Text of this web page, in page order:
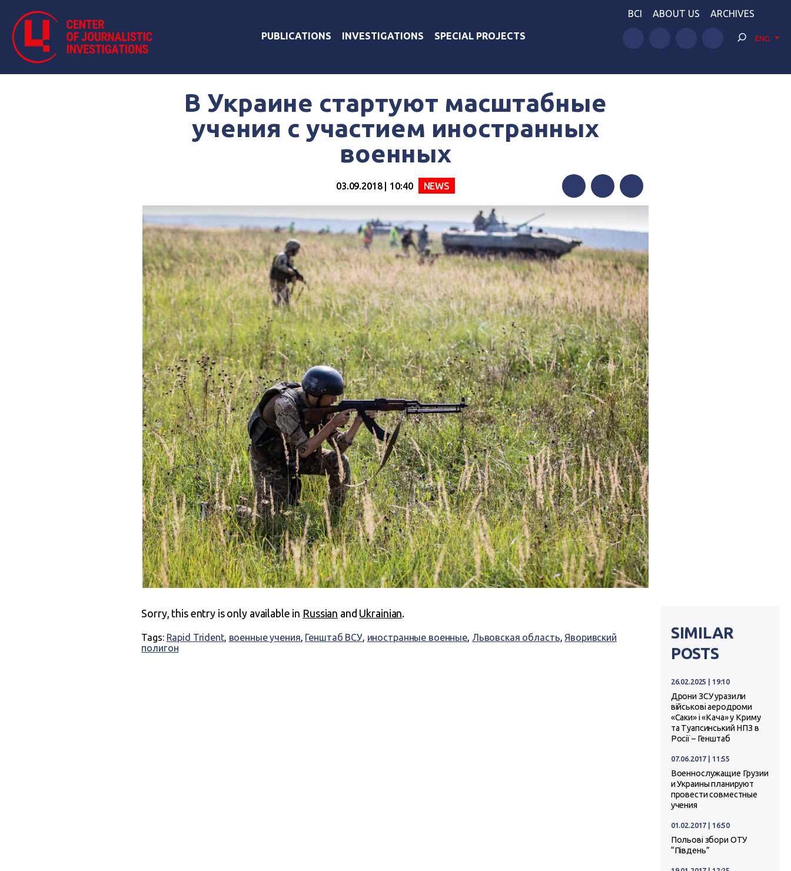
PUBLICATIONS INVESTIGATIONS SPECIAL PROJECTS
BCI ABOUT US ARCHIVES
ENG
В Украине стартуют масштабные
учения с участием иностранных
военных
03.09.2018 | 10:40 NEWS
Sorry, this entry is only available in Russian and Ukrainian.
Tags: Rapid Trident, военные учения, Генштаб ВСУ, иностранные военные, Львовская область, Яворивский
полигон
SIMILAR
POSTS
26.02.2025 | 19:10
Дрони ЗСУ уразили
військові аеродроми
«Саки» і «Кача» у Криму
та Туапсинський НПЗ в
Росії – Генштаб
07.06.2017 | 11:55
Военнослужащие Грузии
и Украины планируют
провести совместные
учения
01.02.2017 | 16:50
Польові збори ОТУ
“Південь”